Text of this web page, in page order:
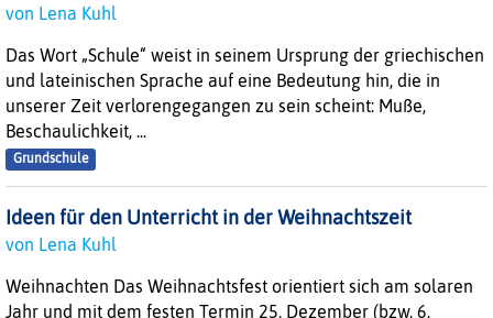
von Lena Kuhl
Das Wort „Schule“ weist in seinem Ursprung der griechischen
und lateinischen Sprache auf eine Bedeutung hin, die in
unserer Zeit verlorengegangen zu sein scheint: Muße,
Beschaulichkeit, ...
Grundschule
Ideen für den Unterricht in der Weihnachtszeit
von Lena Kuhl
Weihnachten Das Weihnachtsfest orientiert sich am solaren
Jahr und mit dem festen Termin 25. Dezember (bzw. 6.